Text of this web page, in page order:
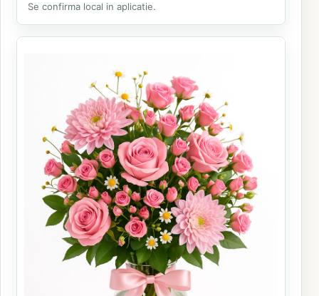
Se confirma local in aplicatie.